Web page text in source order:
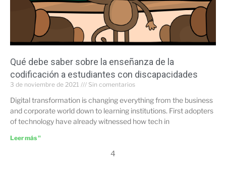
Qué debe saber sobre la enseñanza de la
codificación a estudiantes con discapacidades
3 de noviembre de 2021 Sin comentarios
Digital transformation is changing everything from the business
and corporate world down to learning institutions. First adopters
of technology have already witnessed how tech in
Leer más "
4